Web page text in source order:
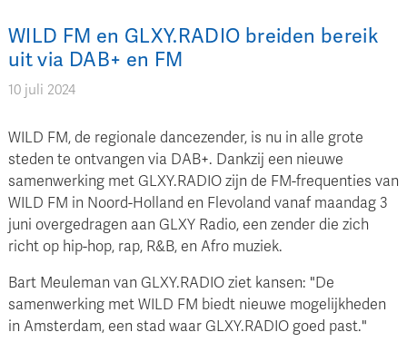
WILD FM en GLXY.RADIO breiden bereik
uit via DAB+ en FM
10 juli 2024
WILD FM, de regionale dancezender, is nu in alle grote
steden te ontvangen via DAB+. Dankzij een nieuwe
samenwerking met GLXY.RADIO zijn de FM-frequenties van
WILD FM in Noord-Holland en Flevoland vanaf maandag 3
juni overgedragen aan GLXY Radio, een zender die zich
richt op hip-hop, rap, R&B, en Afro muziek.
Bart Meuleman van GLXY.RADIO ziet kansen: "De
samenwerking met WILD FM biedt nieuwe mogelijkheden
in Amsterdam, een stad waar GLXY.RADIO goed past."